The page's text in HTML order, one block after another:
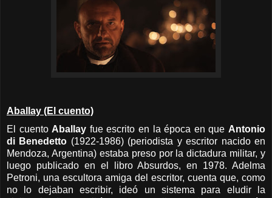
Aballay (El cuento)
El cuento Aballay fue escrito en la época en que Antonio
di Benedetto (1922-1986) (periodista y escritor nacido en
Mendoza, Argentina) estaba preso por la dictadura militar, y
luego publicado en el libro Absurdos, en 1978. Adelma
Petroni, una escultora amiga del escritor, cuenta que, como
no lo dejaban escribir, ideó un sistema para eludir la